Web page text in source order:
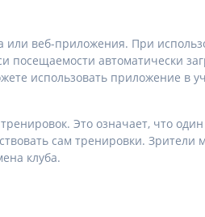
или веб-приложения. При
посещаемости автоматически
использовать приложение в
Это означает, что
сам тренировки. Зрители
клуба.